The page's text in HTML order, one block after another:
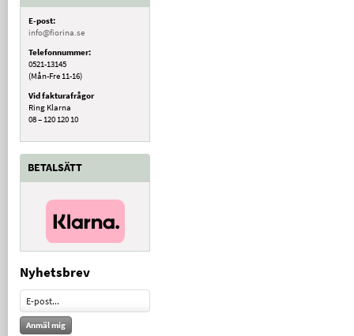
E-post:
info@fiorina.se
Telefonnummer:
0521-13145
(Mån-Fre 11-16)
Vid fakturafrågor
Ring Klarna
08 – 120 120 10
BETALSÄTT
Nyhetsbrev
Anmäl mig